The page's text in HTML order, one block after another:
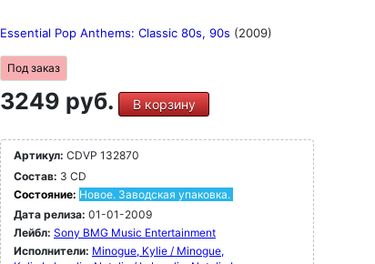
Essential Pop Anthems: Classic 80s, 90s (2009)
Под заказ
3249 руб. В корзину
Артикул: CDVP 132870
Состав: 3 CD
Состояние: Новое. Заводская упаковка.
Дата релиза: 01-01-2009
Лейбл: Sony BMG Music Entertainment
Исполнители: Minogue, Kylie / Minogue,